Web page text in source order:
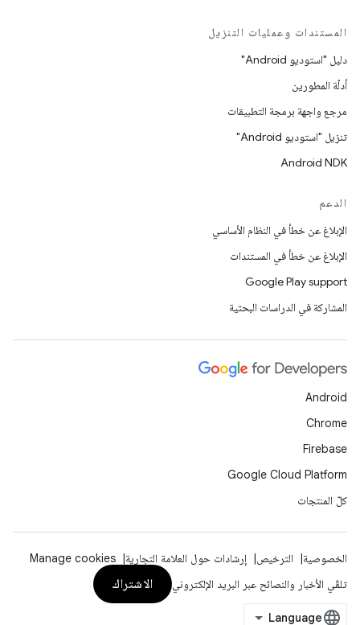
المستندات وعمليات التنزيل
دليل "استوديو Android"
أدلّة المطورين
مرجع واجهة برمجة التطبيقات
تنزيل "استوديو Android"
Android NDK
الدعم
الإبلاغ عن خطأ في النظام الأساسي
الإبلاغ عن خطأ في المستندات
Google Play support
المشاركة في الدراسات البحثية
Android
Chrome
Firebase
Google Cloud Platform
كلّ المنتجات
الخصوصية الترخيص إرشادات حول العلامة التجارية
Manage cookies
تلقّي الأخبار والنصائح عبر البريد الإلكتروني
الاشتراك